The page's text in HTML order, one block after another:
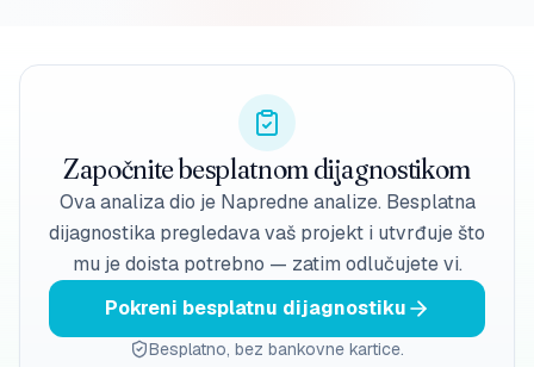
Započnite besplatnom dijagnostikom
Ova analiza dio je Napredne analize. Besplatna
dijagnostika pregledava vaš projekt i utvrđuje što
mu je doista potrebno — zatim odlučujete vi.
Pokreni besplatnu dijagnostiku
Besplatno, bez bankovne kartice.